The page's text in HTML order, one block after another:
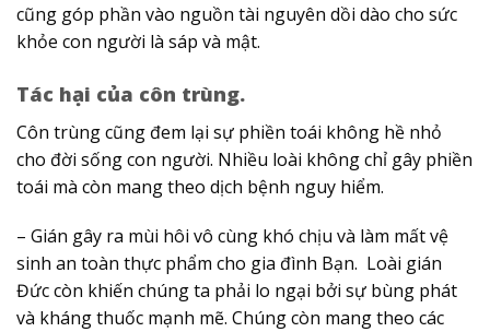
cũng góp phần vào nguồn tài nguyên dồi dào cho sức
khỏe con người là sáp và mật.
Tác hại của côn trùng.
Côn trùng cũng đem lại sự phiền toái không hề nhỏ
cho đời sống con người. Nhiều loài không chỉ gây phiền
toái mà còn mang theo dịch bệnh nguy hiểm.
– Gián gây ra mùi hôi vô cùng khó chịu và làm mất vệ
sinh an toàn thực phẩm cho gia đình Bạn. Loài gián
Đức còn khiến chúng ta phải lo ngại bởi sự bùng phát
và kháng thuốc mạnh mẽ. Chúng còn mang theo các